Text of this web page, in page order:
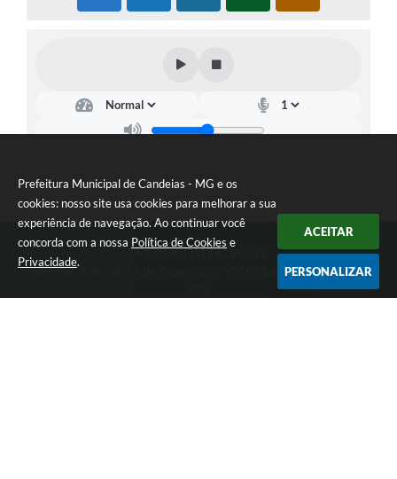
Prefeitura Municipal de Candeias - MG e os
cookies: nosso site usa cookies para melhorar a sua
experiência de navegação. Ao continuar você
concorda com a nossa Política de Cookies e
Privacidade.
ACEITAR
PERSONALIZAR
Telefone: (35) 3475-0119
Endereço: Avenida 17 de Dezembro, nº 240 Centro | CEP: 37280-